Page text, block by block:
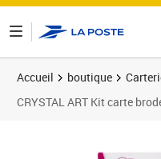
Accueil boutique
CRYSTAL ART Kit carte